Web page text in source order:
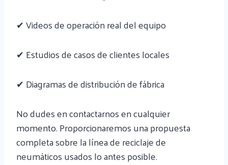
✔ Videos de operación real del equipo
✔ Estudios de casos de clientes locales
✔ Diagramas de distribución de fábrica
No dudes en contactarnos en cualquier
momento. Proporcionaremos una propuesta
completa sobre la línea de reciclaje de
neumáticos usados lo antes posible.